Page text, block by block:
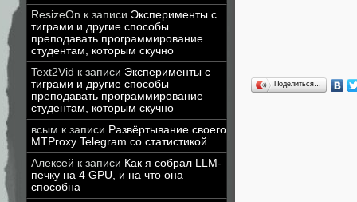
ResizeOn к записи Эксперименты с
тиграми и другие способы
преподавать программирование
студентам, которым скучно
Text2Vid к записи Эксперименты с
тиграми и другие способы
преподавать программирование
студентам, которым скучно
всым к записи Развёртывание своего
MTProxy Telegram со статистикой
Алексей к записи Как я собрал LLM-
печку на 4 GPU, и на что она
способна
Поделиться…